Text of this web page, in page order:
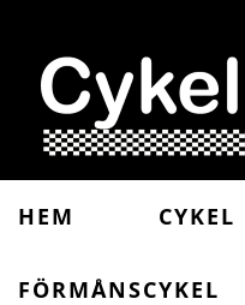
HEM CYKEL
FÖRMÅNSCYKEL